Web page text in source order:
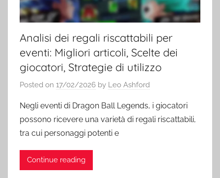
Analisi dei regali riscattabili per
eventi: Migliori articoli, Scelte dei
giocatori, Strategie di utilizzo
Posted on 17/02/2026 by Leo Ashford
Negli eventi di Dragon Ball Legends, i giocatori
possono ricevere una varietà di regali riscattabili,
tra cui personaggi potenti e
Continue reading